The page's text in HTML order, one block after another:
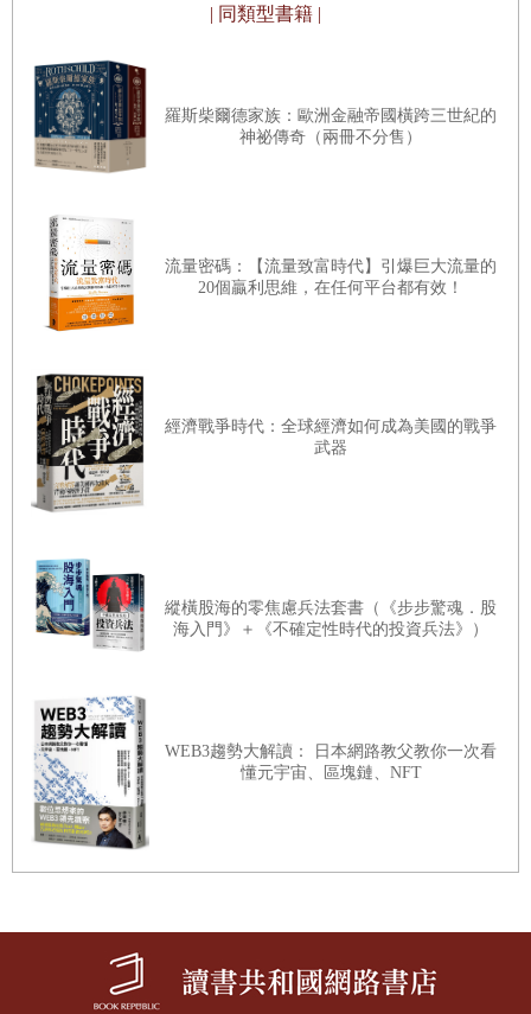
這些小說家栩栩如生、牽動人心的文字，勾勒出財富不均的深遠影響，可謂
事實上，財富分配的議題太過重要，不應成為經濟學家、社會學家、歷史學
家或哲學家的專利。每個人都對這個議題深感興趣，這是一件好事。財富不
均的具體事實明顯可見，人人皆有切身感受，自然也由此產生明確但互相衝
家，每個人都從自己所在的觀察位置，看到關於自己與他人生活條件的重要
事實，見到社會群體之間的權力與支配關係，從而形塑出自己心中公平與不
公平的概念。也因此，財富分配這個議題將永遠具有此一主觀而心理的層
幸運的是，民主政治永遠不會被專家政治所取代。
儘管如此，財富分配的課題仍然值得，也應該有系統、有方法地研究。因為
少了資料、方法和界定清楚的概念，大概任何說法都可以講得通。某些人認
為分配不均一直在擴大，世界也愈來愈不公平；另一群人則認為分配不均會
好的平衡。每個陣營都憑藉對方智識上的怠惰來為自己的智識怠惰辯護，在
這種完全各說各話的狀況下，有系統、有方法的（儘管不完全是科學的）研
究取徑便有其存在價值。學術分析永遠無法終結各種不平等所引發的政治衝
學研究並不強求將經濟學、社會學和歷史學化為精確科學。然而，藉由耐心
釐清事實與規律性，冷靜分析背後的各種經濟、社會和政治機制，社會科學
研究可以為民主論辯提供更多資訊與知識，並聚焦在有意義的問題上。這樣
的研究可以協助重新定義民主論辯中的詞彙用語，破除成見與謊言，不斷質
疑與檢視各種立場。這也是我心目中知識分子有能力也應扮演的角色，包括
無可否認的是，長久以來關於財富分配的學術研究，往往是根據相對少量的
| 同類型書籍 |
羅斯柴爾德家族：歐洲金融帝國橫跨三世紀的
神祕傳奇（兩冊不分售）
流量密碼：【流量致富時代】引爆巨大流量的
20個贏利思維，在任何平台都有效！
經濟戰爭時代：全球經濟如何成為美國的戰爭
武器
縱橫股海的零焦慮兵法套書（《步步驚魂．股
海入門》＋《不確定性時代的投資兵法》）
WEB3趨勢大解讀： 日本網路教父教你一次看
懂元宇宙、區塊鏈、NFT